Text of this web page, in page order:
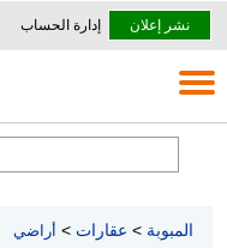
نشر إعلان إدارة الحساب
المبوبة > عقارات > أراضي